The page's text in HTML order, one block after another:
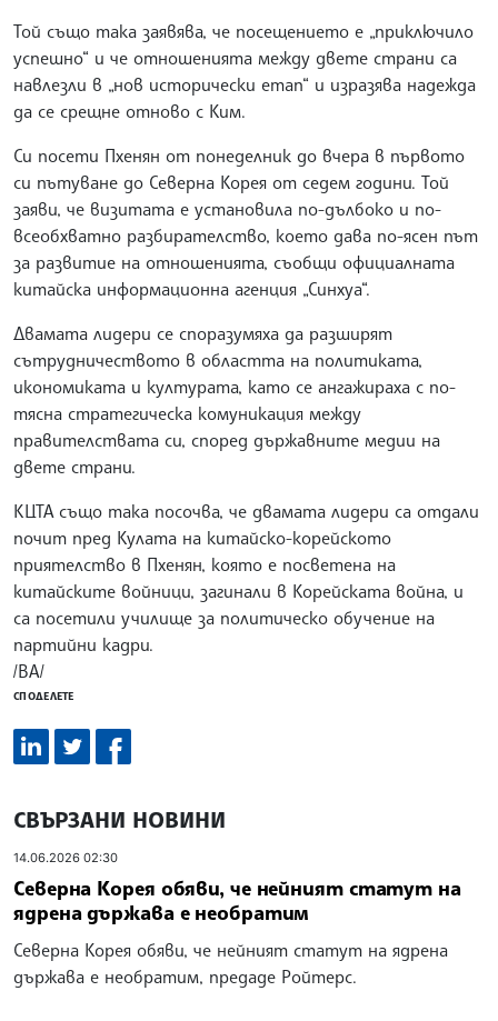
Той също така заявява, че посещението е „приключило
успешно“ и че отношенията между двете страни са
навлезли в „нов исторически етап“ и изразява надежда
да се срещне отново с Ким.
Си посети Пхенян от понеделник до вчера в първото
си пътуване до Северна Корея от седем години. Той
заяви, че визитата е установила по-дълбоко и по-
всеобхватно разбирателство, което дава по-ясен път
за развитие на отношенията, съобщи официалната
китайска информационна агенция „Синхуа“.
Двамата лидери се споразумяха да разширят
сътрудничеството в областта на политиката,
икономиката и културата, като се ангажираха с по-
тясна стратегическа комуникация между
правителствата си, според държавните медии на
двете страни.
КЦТА също така посочва, че двамата лидери са отдали
почит пред Кулата на китайско-корейското
приятелство в Пхенян, която е посветена на
китайските войници, загинали в Корейската война, и
са посетили училище за политическо обучение на
партийни кадри.
/ВА/
СПОДЕЛЕТЕ
СВЪРЗАНИ НОВИНИ
14.06.2026 02:30
Северна Корея обяви, че нейният статут на
ядрена държава е необратим
Северна Корея обяви, че нейният статут на ядрена
държава е необратим, предаде Ройтерс.